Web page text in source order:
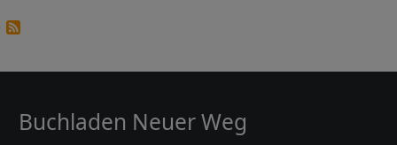
Buchladen Neuer Weg